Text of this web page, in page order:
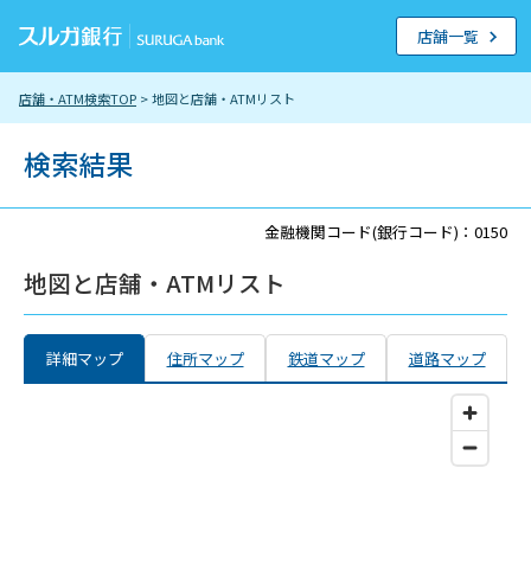
店舗・ATM検索TOP > 地図と店舗・ATMリスト
店舗一覧
検索結果
金融機関コード(銀行コード)：0150
地図と店舗・ATMリスト
詳細マップ 住所マップ 鉄道マップ 道路マップ